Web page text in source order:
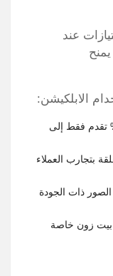
عند
الابلكيشن:
وتخفيضات هائلة تصل إلى 75% تقدم فقط إلى
بتجارب العملاء
الصور ذات الجودة
بيت زون خاصة